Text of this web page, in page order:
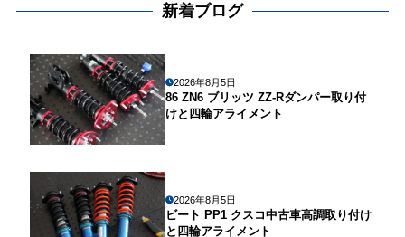
新着ブログ
2026年8月5日
86 ZN6 ブリッツ ZZ-Rダンパー取り付
けと四輪アライメント
2026年8月5日
ビート PP1 クスコ中古車高調取り付け
と四輪アライメント